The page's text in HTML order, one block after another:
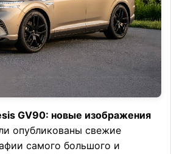
GV90: новые изображения
опубликованы свежие
самого большого и